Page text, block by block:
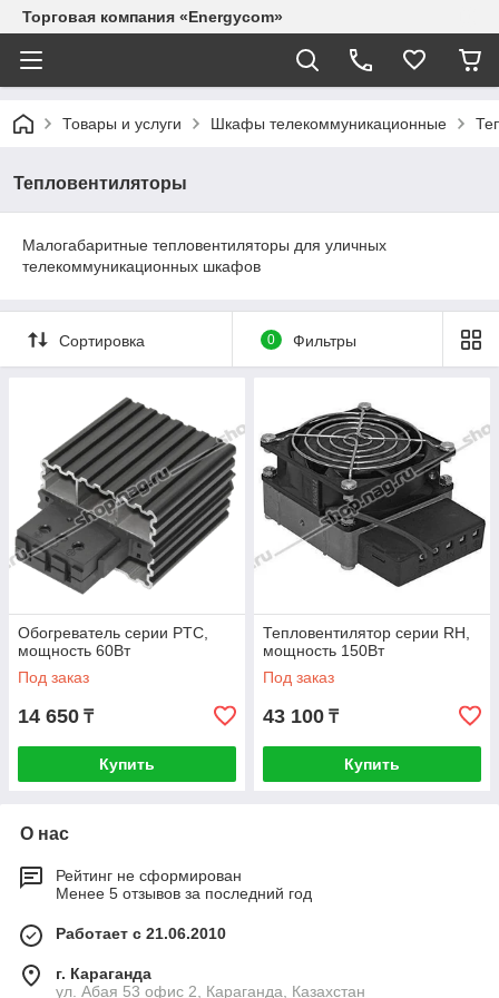
Торговая компания «Energycom»
Товары и услуги Шкафы телекоммуникационные
Тепловентиляторы
Малогабаритные тепловентиляторы для уличных
телекоммуникационных шкафов
Сортировка 0 Фильтры
Обогреватель серии PTC,
мощность 60Вт
Под заказ
14 650 ₸
Купить
Тепловентилятор серии RH,
мощность 150Вт
Под заказ
43 100 ₸
Купить
О нас
Рейтинг не сформирован
Менее 5 отзывов за последний год
Работает с 21.06.2010
г. Караганда
ул. Абая 53 офис 2, Караганда, Казахстан